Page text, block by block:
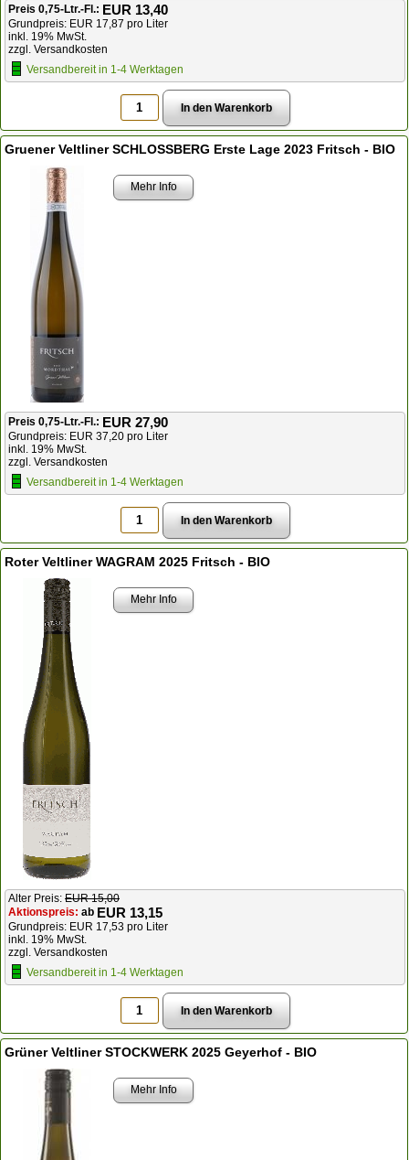
Preis 0,75-Ltr.-Fl.: EUR 13,40
Grundpreis: EUR 17,87 pro Liter
inkl. 19% MwSt.
zzgl. Versandkosten
Versandbereit in 1-4 Werktagen
Gruener Veltliner SCHLOSSBERG Erste Lage 2023 Fritsch - BIO
Mehr Info
Preis 0,75-Ltr.-Fl.: EUR 27,90
Grundpreis: EUR 37,20 pro Liter
inkl. 19% MwSt.
zzgl. Versandkosten
Versandbereit in 1-4 Werktagen
Roter Veltliner WAGRAM 2025 Fritsch - BIO
Mehr Info
Alter Preis: EUR 15,00
Aktionspreis: ab EUR 13,15
Grundpreis: EUR 17,53 pro Liter
inkl. 19% MwSt.
zzgl. Versandkosten
Versandbereit in 1-4 Werktagen
Grüner Veltliner STOCKWERK 2025 Geyerhof - BIO
Mehr Info